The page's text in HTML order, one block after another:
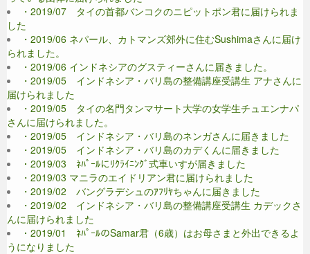
・2019/07 タイの首都バンコクのニピットポン君に届けられま
した
・2019/06 ネパール、カトマンズ郊外に住むSushimaさんに届け
られました。
・2019/06 インドネシアのグスティーさんに届きました。
・2019/05 インドネシア・バリ島の整備講座受講生 アナさんに
届けられました
・2019/05 タイの名門タンマサート大学の女学生チュエンナパ
さんに届けられました。
・2019/05 インドネシア・バリ島のネンガさんに届きました
・2019/05 インドネシア・バリ島のカデくんに届きました
・2019/03 ﾈﾊﾟｰﾙにﾘｸﾗｲﾆﾝｸﾞ式車いすが届きました
・2019/03 マニラのエイドリアン君に届けられました
・2019/02 バングラデシュのｱﾌﾘﾔちゃんに届きました
・2019/02 インドネシア・バリ島の整備講座受講生 カデックさ
んに届けられました
・2019/01 ﾈﾊﾟｰﾙのSamar君（6歳）はお母さまと外出できるよ
うになりました